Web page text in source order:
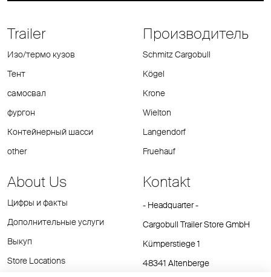
Trailer
Изо/термо кузов
Тент
самосвал
фургон
Контейнерный шасси
other
Производитель
Schmitz Cargobull
Kögel
Krone
Wielton
Langendorf
Fruehauf
About Us
Цифры и факты
Дополнительные услуги
Выкуп
Store Locations
Kontakt
- Headquarter -
Cargobull Trailer Store GmbH
Kümperstiege 1
48341 Altenberge